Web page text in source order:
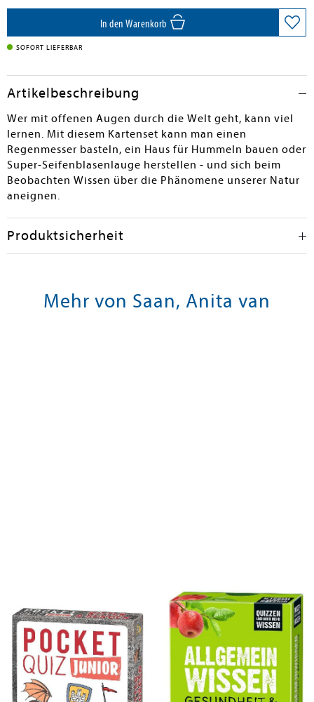
In den Warenkorb
SOFORT LIEFERBAR
Artikelbeschreibung
Wer mit offenen Augen durch die Welt geht, kann viel
lernen. Mit diesem Kartenset kann man einen
Regenmesser basteln, ein Haus für Hummeln bauen oder
Super-Seifenblasenlauge herstellen - und sich beim
Beobachten Wissen über die Phänomene unserer Natur
aneignen.
Produktsicherheit
Mehr von Saan, Anita van
Saan, Anita van
Pocket Quiz junior Ritter und
Burgen
moses. Verlag GmbH, 2026
Saan, Anita van
Allgemeinwissen Gesundheit &
Ernährung
moses. Verlag GmbH, 2026